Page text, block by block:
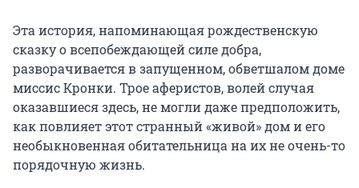
Эта история, напоминающая рождественскую
сказку о всепобеждающей силе добра,
разворачивается в запущенном, обветшалом доме
миссис Кронки. Трое аферистов, волей случая
оказавшиеся здесь, не могли даже предположить,
как повлияет этот странный «живой» дом и его
необыкновенная обитательница на их не очень-то
порядочную жизнь.